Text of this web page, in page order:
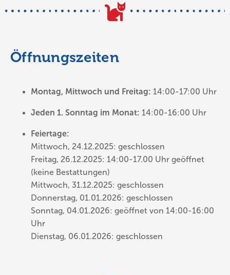
Öffnungszeiten
Montag, Mittwoch und Freitag: 14:00-17:00 Uhr
Jeden 1. Sonntag im Monat: 14:00-16:00 Uhr
Feiertage:
Mittwoch, 24.12.2025: geschlossen
Freitag, 26.12.2025: 14:00-17.00 Uhr geöffnet
(keine Bestattungen)
Mittwoch, 31.12.2025: geschlossen
Donnerstag, 01.01.2026: geschlossen
Sonntag, 04.01.2026: geöffnet von 14:00-16:00
Uhr
Dienstag, 06.01.2026: geschlossen